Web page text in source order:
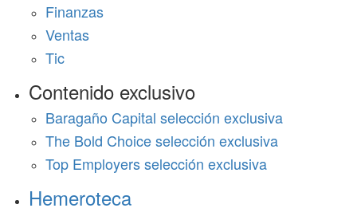
Finanzas
Ventas
Tic
Contenido exclusivo
Baragaño Capital selección exclusiva
The Bold Choice selección exclusiva
Top Employers selección exclusiva
Hemeroteca